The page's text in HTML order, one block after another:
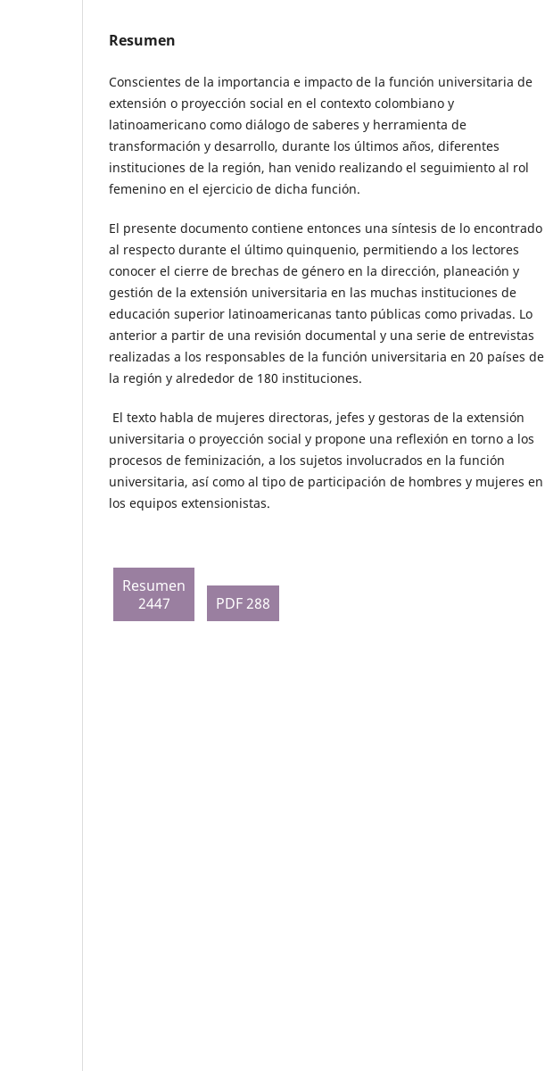
Resumen
Conscientes de la importancia e impacto de la función universitaria de
extensión o proyección social en el contexto colombiano y
latinoamericano como diálogo de saberes y herramienta de
transformación y desarrollo, durante los últimos años, diferentes
instituciones de la región, han venido realizando el seguimiento al rol
femenino en el ejercicio de dicha función.
El presente documento contiene entonces una síntesis de lo encontrado
al respecto durante el último quinquenio, permitiendo a los lectores
conocer el cierre de brechas de género en la dirección, planeación y
gestión de la extensión universitaria en las muchas instituciones de
educación superior latinoamericanas tanto públicas como privadas. Lo
anterior a partir de una revisión documental y una serie de entrevistas
realizadas a los responsables de la función universitaria en 20 países de
la región y alrededor de 180 instituciones.
El texto habla de mujeres directoras, jefes y gestoras de la extensión
universitaria o proyección social y propone una reflexión en torno a los
procesos de feminización, a los sujetos involucrados en la función
universitaria, así como al tipo de participación de hombres y mujeres en
los equipos extensionistas.
Resumen
2447
PDF 288